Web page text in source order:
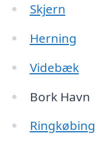
Skjern
Herning
Videbæk
Bork Havn
Ringkøbing